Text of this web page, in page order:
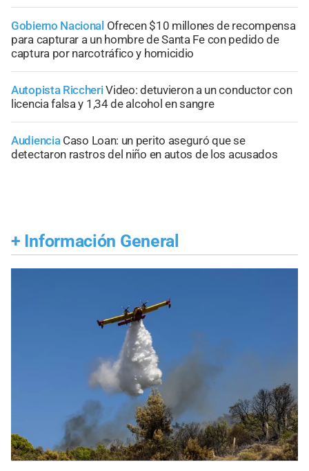
Gobierno Nacional Ofrecen $10 millones de recompensa
para capturar a un hombre de Santa Fe con pedido de
captura por narcotráfico y homicidio
Autopista RiccheriVideo: detuvieron a un conductor con
licencia falsa y 1,34 de alcohol en sangre
Audiencia Caso Loan: un perito aseguró que se
detectaron rastros del niño en autos de los acusados
+ Información General